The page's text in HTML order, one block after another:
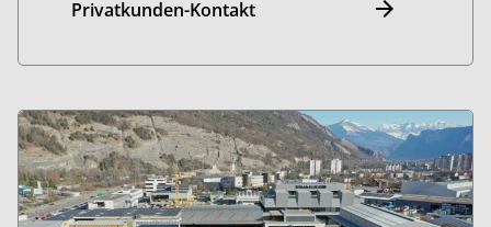
Privatkunden-Kontakt